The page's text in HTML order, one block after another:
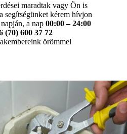
maradtak vagy Ön is
segítségünket kérem hívjon
a nap 00:00 – 24:00
(70) 600 37 72
örömmel